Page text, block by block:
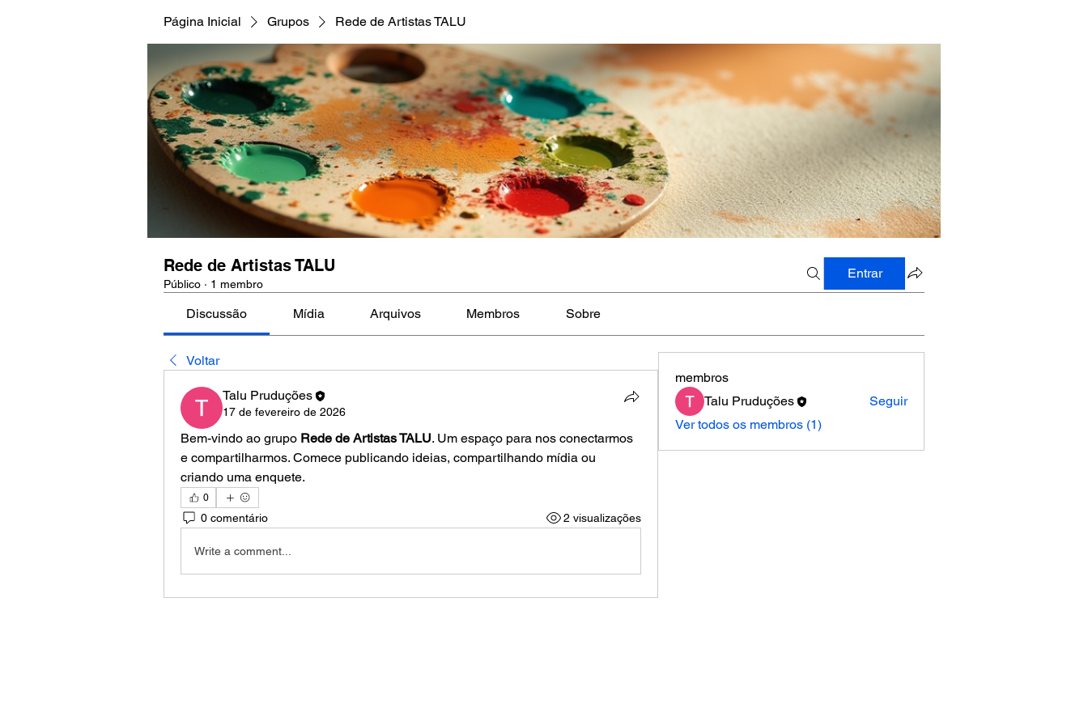
Página Inicial Grupos Rede de Artistas TALU
Rede de Artistas TALU
Público · 1 membro
Entrar
Discussão Mídia Arquivos Membros Sobre
Voltar
Talu Pruduções
17 de fevereiro de 2026
Bem-vindo ao grupo Rede de Artistas TALU. Um espaço para nos conectarmos
e compartilharmos. Comece publicando ideias, compartilhando mídia ou
criando uma enquete.
0
0 comentário 2 visualizações
Write a comment...
membros
Talu Pruduções
Seguir
Ver todos os membros (1)